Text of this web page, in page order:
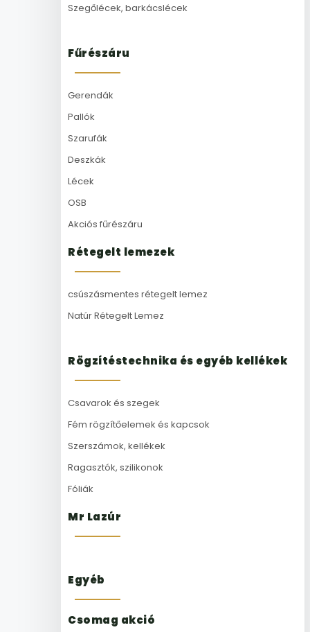
Szegőlécek, barkácslécek
Fűrészáru
Gerendák
Pallók
Szarufák
Deszkák
Lécek
OSB
Akciós fűrészáru
Rétegelt lemezek
csúszásmentes rétegelt lemez
Natúr Rétegelt Lemez
Rögzítéstechnika és egyéb kellékek
Csavarok és szegek
Fém rögzítőelemek és kapcsok
Szerszámok, kellékek
Ragasztók, szilikonok
Fóliák
Mr Lazúr
Egyéb
Csomag akció